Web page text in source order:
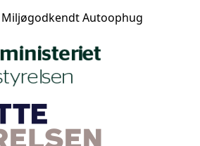
Miljøgodkendt Autoophug